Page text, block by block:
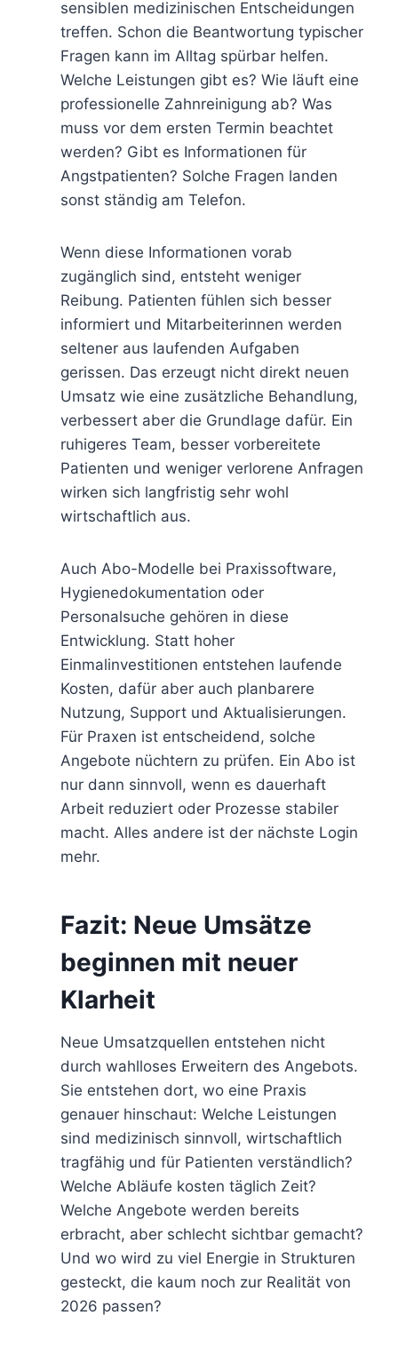
sensiblen medizinischen Entscheidungen
treffen. Schon die Beantwortung typischer
Fragen kann im Alltag spürbar helfen.
Welche Leistungen gibt es? Wie läuft eine
professionelle Zahnreinigung ab? Was
muss vor dem ersten Termin beachtet
werden? Gibt es Informationen für
Angstpatienten? Solche Fragen landen
sonst ständig am Telefon.
Wenn diese Informationen vorab
zugänglich sind, entsteht weniger
Reibung. Patienten fühlen sich besser
informiert und Mitarbeiterinnen werden
seltener aus laufenden Aufgaben
gerissen. Das erzeugt nicht direkt neuen
Umsatz wie eine zusätzliche Behandlung,
verbessert aber die Grundlage dafür. Ein
ruhigeres Team, besser vorbereitete
Patienten und weniger verlorene Anfragen
wirken sich langfristig sehr wohl
wirtschaftlich aus.
Auch Abo-Modelle bei Praxissoftware,
Hygienedokumentation oder
Personalsuche gehören in diese
Entwicklung. Statt hoher
Einmalinvestitionen entstehen laufende
Kosten, dafür aber auch planbarere
Nutzung, Support und Aktualisierungen.
Für Praxen ist entscheidend, solche
Angebote nüchtern zu prüfen. Ein Abo ist
nur dann sinnvoll, wenn es dauerhaft
Arbeit reduziert oder Prozesse stabiler
macht. Alles andere ist der nächste Login
mehr.
Fazit: Neue Umsätze
beginnen mit neuer
Klarheit
Neue Umsatzquellen entstehen nicht
durch wahlloses Erweitern des Angebots.
Sie entstehen dort, wo eine Praxis
genauer hinschaut: Welche Leistungen
sind medizinisch sinnvoll, wirtschaftlich
tragfähig und für Patienten verständlich?
Welche Abläufe kosten täglich Zeit?
Welche Angebote werden bereits
erbracht, aber schlecht sichtbar gemacht?
Und wo wird zu viel Energie in Strukturen
gesteckt, die kaum noch zur Realität von
2026 passen?